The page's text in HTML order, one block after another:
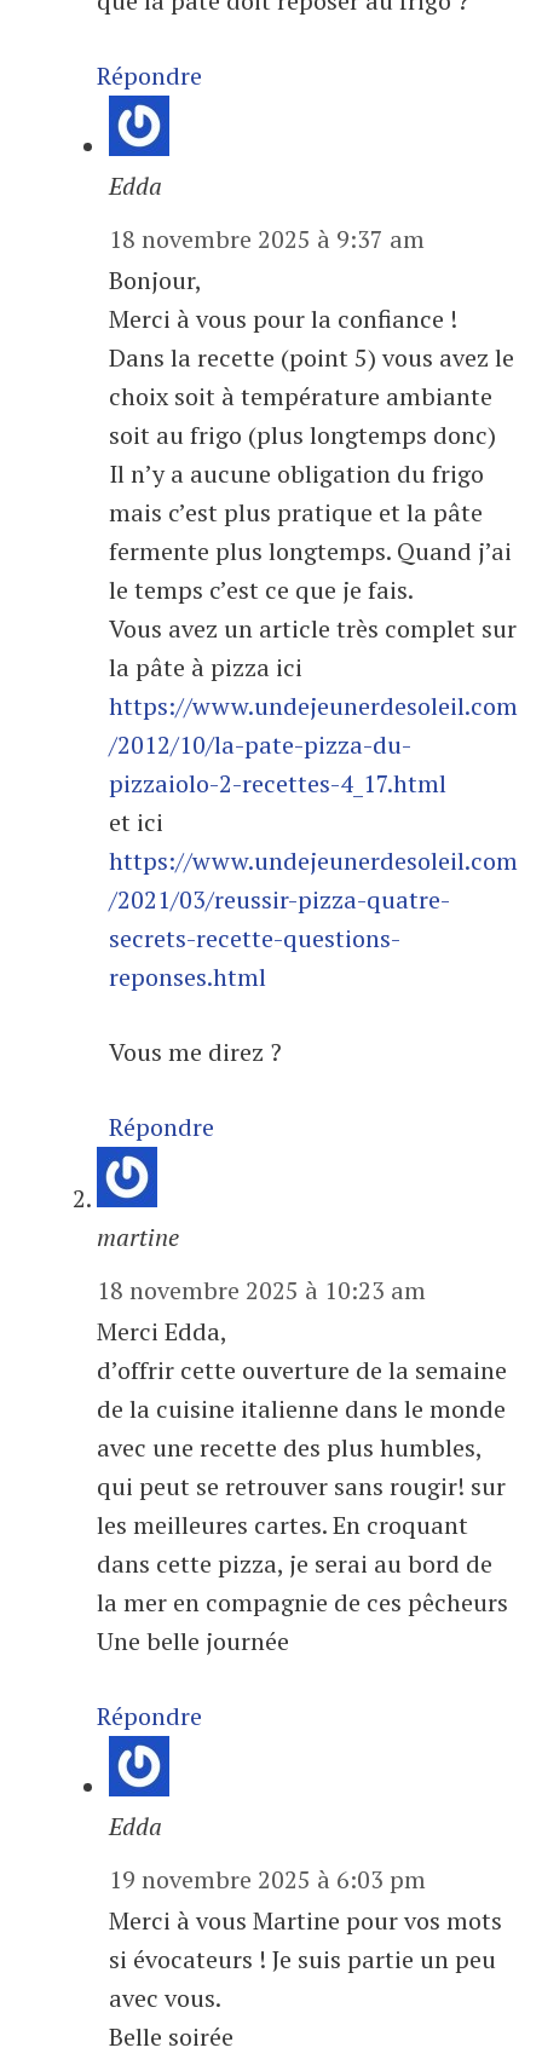
Répondre
Edda
18 novembre 2025 à 9:37 am
Bonjour,
Merci à vous pour la confiance !
Dans la recette (point 5) vous avez le
choix soit à température ambiante
soit au frigo (plus longtemps donc)
Il n’y a aucune obligation du frigo
mais c’est plus pratique et la pâte
fermente plus longtemps. Quand j’ai
le temps c’est ce que je fais.
Vous avez un article très complet sur
la pâte à pizza ici
https://www.undejeunerdesoleil.com
/2012/10/la-pate-pizza-du-
pizzaiolo-2-recettes-4_17.html
et ici
https://www.undejeunerdesoleil.com
/2021/03/reussir-pizza-quatre-
secrets-recette-questions-
reponses.html
Vous me direz ?
Répondre
martine
18 novembre 2025 à 10:23 am
Merci Edda,
d’offrir cette ouverture de la semaine
de la cuisine italienne dans le monde
avec une recette des plus humbles,
qui peut se retrouver sans rougir! sur
les meilleures cartes. En croquant
dans cette pizza, je serai au bord de
la mer en compagnie de ces pêcheurs
Une belle journée
Répondre
Edda
19 novembre 2025 à 6:03 pm
Merci à vous Martine pour vos mots
si évocateurs ! Je suis partie un peu
avec vous.
Belle soirée